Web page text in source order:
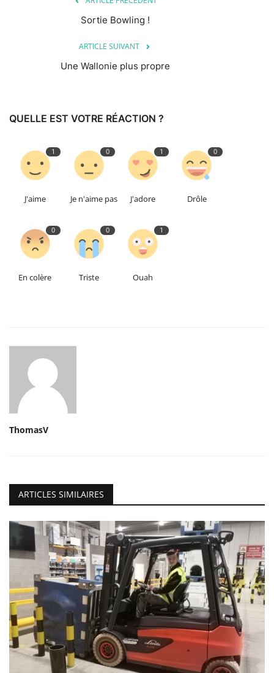
Sortie Bowling !
ARTICLE SUIVANT
Une Wallonie plus propre
QUELLE EST VOTRE RÉACTION ?
1
J'aime
0
Je n'aime pas
1
J'adore
0
Drôle
0
En colère
0
Triste
1
Ouah
ThomasV
ARTICLES SIMILAIRES